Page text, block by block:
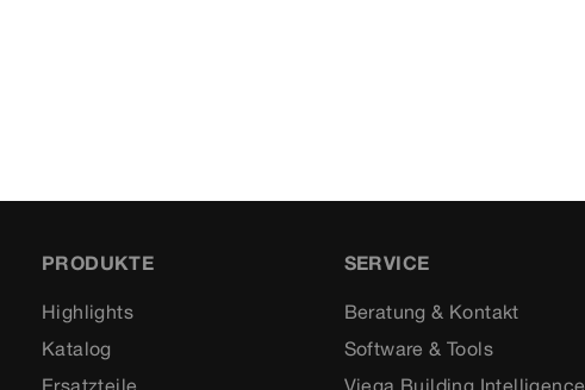
PRODUKTE
Highlights
Katalog
Ersatzteile
SERVICE
Beratung & Kontakt
Software & Tools
Viega Building Intelligence